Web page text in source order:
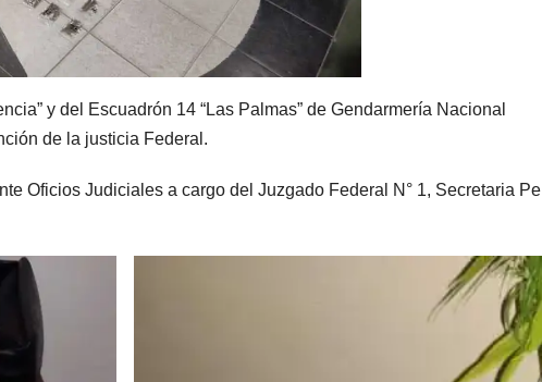
y del Escuadrón 14 “Las Palmas” de Gendarmería Nacional
de la justicia Federal.
Oficios Judiciales a cargo del Juzgado Federal N° 1, Secretaria